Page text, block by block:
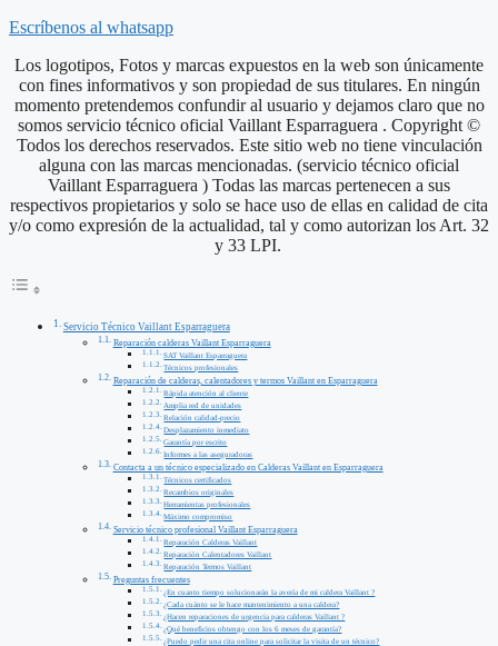
Escríbenos al whatsapp
Los logotipos, Fotos y marcas expuestos en la web son únicamente
con fines informativos y son propiedad de sus titulares. En ningún
momento pretendemos confundir al usuario y dejamos claro que no
somos servicio técnico oficial Vaillant Esparraguera . Copyright ©
Todos los derechos reservados. Este sitio web no tiene vinculación
alguna con las marcas mencionadas. (servicio técnico oficial
Vaillant Esparraguera ) Todas las marcas pertenecen a sus
respectivos propietarios y solo se hace uso de ellas en calidad de cita
y/o como expresión de la actualidad, tal y como autorizan los Art. 32
y 33 LPI.
Servicio Técnico Vaillant Esparraguera
Reparación calderas Vaillant Esparraguera
SAT Vaillant Esparraguera
Técnicos profesionales
Reparación de calderas, calentadores y termos Vaillant en Esparraguera
Rápida atención al cliente
Amplia red de unidades
Relación calidad-precio
Desplazamiento inmediato
Garantía por escrito
Informes a las aseguradoras
Contacta a un técnico especializado en Calderas Vaillant en Esparraguera
Técnicos certificados
Recambios originales
Herramientas profesionales
Máximo compromiso
Servicio técnico profesional Vaillant Esparraguera
Reparación Calderas Vaillant
Reparación Calentadores Vaillant
Reparación Termos Vaillant
Preguntas frecuentes
¿En cuanto tiempo solucionarán la avería de mi caldera Vaillant ?
¿Cada cuánto se le hace mantenimiento a una caldera?
¿Hacen reparaciones de urgencia para calderas Vaillant ?
¿Qué beneficios obtengo con los 6 meses de garantía?
¿Puedo pedir una cita online para solicitar la visita de un técnico?